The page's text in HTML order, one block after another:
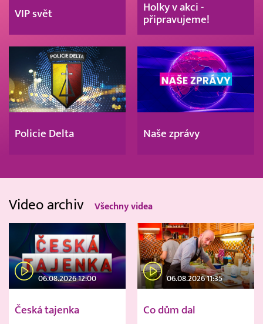
VIP svět
Holky v akci -
připravujeme!
Policie Delta Naše zprávy
Video archiv Všechny videa
06.08.2026 12:00
Česká tajenka
06.08.2026 11:35
Co dům dal